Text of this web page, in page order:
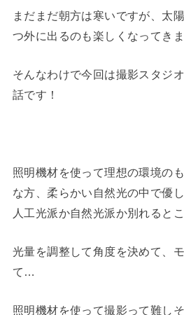
まだまだ朝方は寒いですが、太
つ外に出るのも楽しくなってき
そんなわけで今回は撮影スタジ
話です！
照明機材を使って理想の環境の
な方、柔らかい自然光の中で優
人工光派か自然光派か別れると
光量を調整して角度を決めて、
て…
照明機材を使って撮影って難し